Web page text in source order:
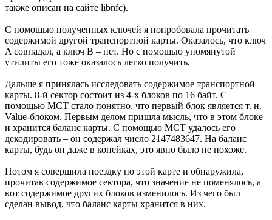
также описан на сайте libnfc).
С помощью полученных ключей я попробовала прочитать
содержимой другой транспортной карты. Оказалось, что ключ
A совпадал, а ключ B – нет. Но с помощью упомянутой
утилиты его тоже оказалось легко получить.
Дальше я принялась исследовать содержимое транспортной
карты. 8-й сектор состоит из 4-х блоков по 16 байт. С
помощью MCT стало понятно, что первый блок является т. н.
Value-блоком. Первым делом пришла мысль, что в этом блоке
и хранится баланс карты. С помощью MCT удалось его
декодировать – он содержал число 2147483647. На баланс
карты, будь он даже в копейках, это явно было не похоже.
Потом я совершила поездку по этой карте и обнаружила,
прочитав содержимое сектора, что значение не поменялось, а
вот содержимое других блоков изменилось. Из чего был
сделан вывод, что баланс карты хранится в них.